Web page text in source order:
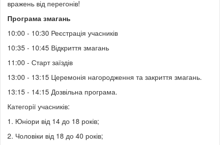
вражень від перегонів!
Програма змагань
10:00 - 10:30 Реєстрація учасників
10:35 - 10:45 Відкриття змагань
11:00 - Старт заїздів
13:00 - 13:15 Церемонія нагородження та закриття змагань.
13:15 - 14:15 Дозвільна програма.
Категорії учасників:
1. Юніори від 14 до 18 років;
2. Чоловіки від 18 до 40 років;